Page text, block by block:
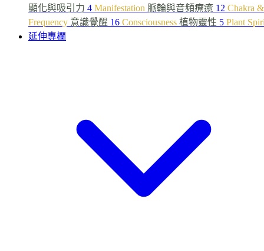
顯化與吸引力 4 Manifestation 脈輪與音頻療癒 12 Chakra &
Frequency 意識覺醒 16 Consciousness 植物靈性 5 Plant
延伸專欄